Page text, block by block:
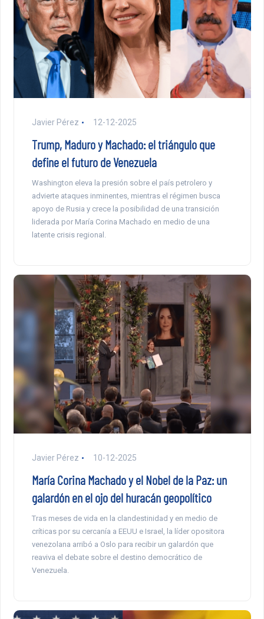
Javier Pérez 12-12-2025
Trump, Maduro y Machado: el triángulo que
define el futuro de Venezuela
Washington eleva la presión sobre el país petrolero y
advierte ataques inminentes, mientras el régimen busca
apoyo de Rusia y crece la posibilidad de una transición
liderada por María Corina Machado en medio de una
latente crisis regional.
Javier Pérez 10-12-2025
María Corina Machado y el Nobel de la Paz: un
galardón en el ojo del huracán geopolítico
Tras meses de vida en la clandestinidad y en medio de
críticas por su cercanía a EEUU e Israel, la líder opositora
venezolana arribó a Oslo para recibir un galardón que
reaviva el debate sobre el destino democrático de
Venezuela.